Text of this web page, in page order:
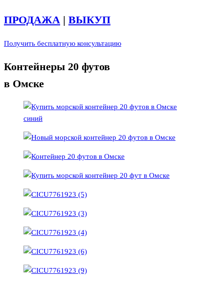
ПРОДАЖА | ВЫКУП
Получить бесплатную консультацию
Контейнеры 20 футов
в Омске